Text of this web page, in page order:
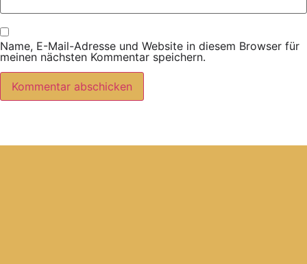
Name, E-Mail-Adresse und Website in diesem Browser für
meinen nächsten Kommentar speichern.